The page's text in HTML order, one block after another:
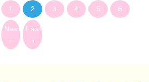
1 2 3 4 5 6
Next
›
Last
»